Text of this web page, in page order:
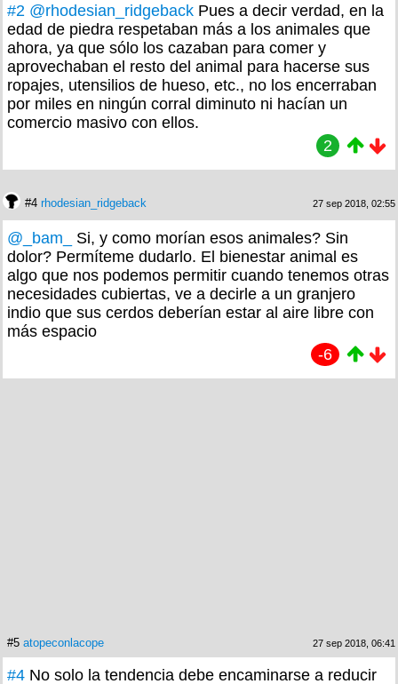
#2 @rhodesian_ridgeback Pues a decir verdad, en la
edad de piedra respetaban más a los animales que
ahora, ya que sólo los cazaban para comer y
aprovechaban el resto del animal para hacerse sus
ropajes, utensilios de hueso, etc., no los encerraban
por miles en ningún corral diminuto ni hacían un
comercio masivo con ellos.
2
#4 rhodesian_ridgeback 27 sep 2018, 02:55
@_bam_
Si, y como morían esos animales? Sin
dolor? Permíteme dudarlo. El bienestar animal es
algo que nos podemos permitir cuando tenemos otras
necesidades cubiertas, ve a decirle a un granjero
indio que sus cerdos deberían estar al aire libre con
más espacio
-6
#5 atopeconlacope 27 sep 2018, 06:41
#4 No solo la tendencia debe encaminarse a reducir